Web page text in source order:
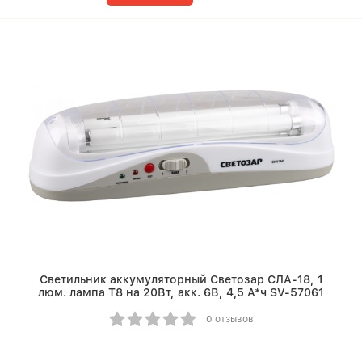
Светильник аккумуляторный Светозар СЛА-18, 1
люм. лампа Т8 на 20Вт, акк. 6В, 4,5 А*ч SV-57061
0 отзывов